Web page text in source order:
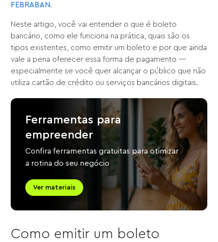
FEBRABAN.
Neste artigo, você vai entender o que é boleto
bancário, como ele funciona na prática, quais são os
tipos existentes, como emitir um boleto e por que ainda
vale a pena oferecer essa forma de pagamento —
especialmente se você quer alcançar o público que não
utiliza cartão de crédito ou serviços bancários digitais.
Ferramentas para
empreender
Confira ferramentas gratuitas para otimizar
a rotina do seu negócio
Ver materiais
Como emitir um boleto